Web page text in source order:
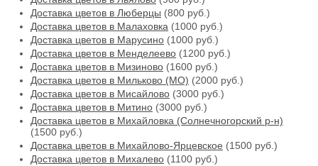
Доставка цветов в Люберцы (800 руб.)
Доставка цветов в Малаховка (1000 руб.)
Доставка цветов в Марусино (1000 руб.)
Доставка цветов в Менделеево (1200 руб.)
Доставка цветов в Мизиново (1600 руб.)
Доставка цветов в Мильково (МО) (2000 руб.)
Доставка цветов в Мисайлово (3000 руб.)
Доставка цветов в Митино (3000 руб.)
Доставка цветов в Михайловка (Солнечногорский р-н)
(1500 руб.)
Доставка цветов в Михайлово-Ярцевское (1500 руб.)
Доставка цветов в Михалево (1100 руб.)